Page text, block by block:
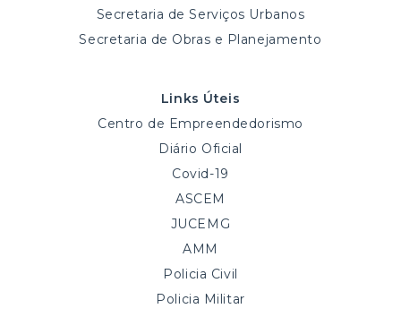
Secretaria de Serviços Urbanos
Secretaria de Obras e Planejamento
Links Úteis
Centro de Empreendedorismo
Diário Oficial
Covid-19
ASCEM
JUCEMG
AMM
Policia Civil
Policia Militar